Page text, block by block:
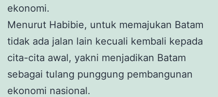
ekonomi.
Menurut Habibie, untuk memajukan Batam
tidak ada jalan lain kecuali kembali kepada
cita-cita awal, yakni menjadikan Batam
sebagai tulang punggung pembangunan
ekonomi nasional.